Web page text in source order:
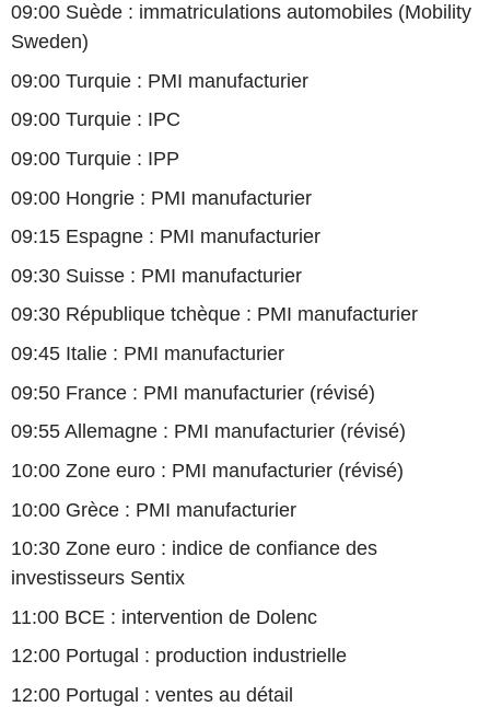
09:00 Suède : immatriculations automobiles (Mobility
Sweden)
09:00 Turquie : PMI manufacturier
09:00 Turquie : IPC
09:00 Turquie : IPP
09:00 Hongrie : PMI manufacturier
09:15 Espagne : PMI manufacturier
09:30 Suisse : PMI manufacturier
09:30 République tchèque : PMI manufacturier
09:45 Italie : PMI manufacturier
09:50 France : PMI manufacturier (révisé)
09:55 Allemagne : PMI manufacturier (révisé)
10:00 Zone euro : PMI manufacturier (révisé)
10:00 Grèce : PMI manufacturier
10:30 Zone euro : indice de confiance des
investisseurs Sentix
11:00 BCE : intervention de Dolenc
12:00 Portugal : production industrielle
12:00 Portugal : ventes au détail